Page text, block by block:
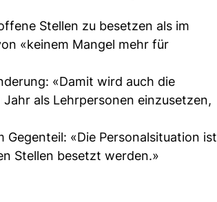
Stellen zu besetzen als im
«keinem Mangel mehr für
«Damit wird auch die
als Lehrpersonen einzusetzen,
«Die Personalsituation ist
Stellen besetzt werden.»